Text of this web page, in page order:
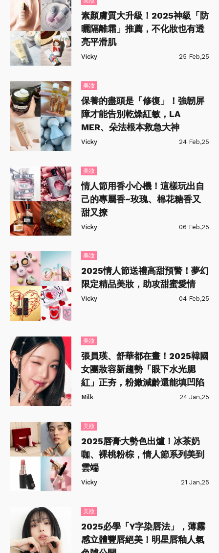
素顏膚質大升級！2025神級「防
曬隔離霜」推薦，不化妝也有透
亮平滑肌
Vicky 25 Feb,25
美妝
保養的盡頭是「修復」！強韌屏
障才能告別乾燥紅敏，LA
MER、朵法根本救急大神
Vicky 24 Feb,25
美妝
情人節用香小心機！這樣玩出自
己的專屬香~玫瑰、棉花糖香又
甜又撩
Vicky 06 Feb,25
美妝
2025情人節送禮高甜預警！夢幻
限定精品美妝，助攻甜蜜愛情
Vicky 04 Feb,25
美妝
張員瑛、舒華都在畫！2025韓國
女團妝容新趨勢「眼下水光腮
紅」正夯，粉嫩減齡還能填凹陷
Milk 24 Jan,25
美妝
2025唇膏大勢色出爐！冰茶奶
咖、裸桃粉棕，情人節系列美到
雲端
Vicky 21 Jan,25
美妝
2025必學「Y字染唇法」，薄霧
感立體豐唇絕美！明星唇釉人氣